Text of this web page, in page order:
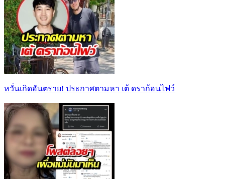
หวั่นเกิดอันตราย! ประกาศตามหา เต้ ดราก้อนไฟว์